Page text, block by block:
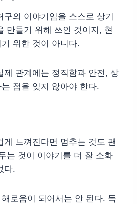
구의 이야기임을 스스로 상기
만들기 위해 쓰인 것이지, 현
위한 것이 아니다.
제 관계에는 정직함과 안전, 상
점을 잊지 않아야 한다.
게 느껴진다면 멈추는 것도 괜
는 것이 이야기를 더 잘 소화
다.
로움이 되어서는 안 된다. 독